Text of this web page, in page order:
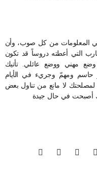
المعلومات من كل صوب، وأن
التي أعطته دروساً قد تكون
مهني ووضع عائلي. تأتيك
حاسم ومهمّ وجريء في الأيام
لمصلحتك لا مانع من تناول بعض
أصبحت في حال جيدة